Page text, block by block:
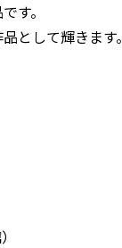
す。
として輝きます。